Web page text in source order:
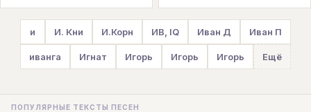
и И. Кни И.Корн ИВ, IQ Иван Д Иван П
иванга Игнат Игорь Игорь Игорь Ещё
ПОПУЛЯРНЫЕ ТЕКСТЫ ПЕСЕН